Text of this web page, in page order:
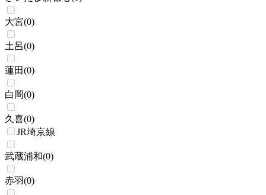
大宮(0)
土呂(0)
蓮田(0)
白岡(0)
久喜(0)
JR埼京線
武蔵浦和(0)
赤羽(0)